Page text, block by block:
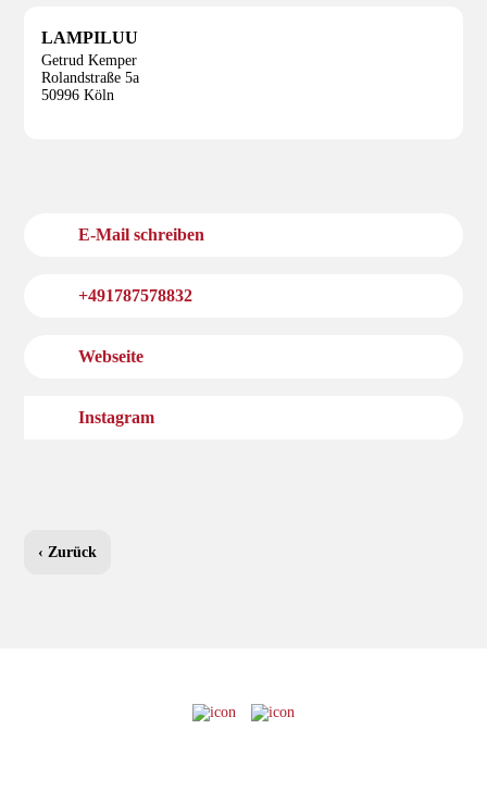
LAMPILUU
Getrud Kemper
Rolandstraße 5a
50996 Köln
E-Mail schreiben
+491787578832
Webseite
Instagram
‹ Zurück